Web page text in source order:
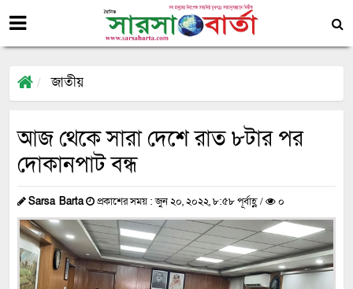
জাতীয়
আজ থেকে সারা দেশে রাত ৮টার পর
দোকানপাট বন্ধ
Sarsa Barta প্রকাশের সময় : জুন ২০, ২০২২, ৮:৫৮ পূর্বাহ্ণ / ০